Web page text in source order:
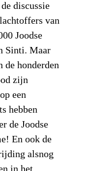
discussie
van
Joodse
Sinti. Maar
honderden
zijn
een
hebben
de Joodse
En ook de
alsnog